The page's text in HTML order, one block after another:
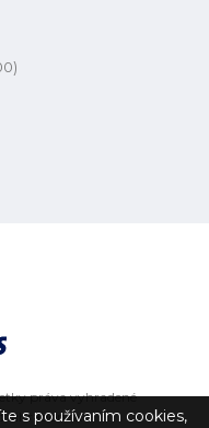
práva vyhradené
vibration.sk
s používaním cookies,